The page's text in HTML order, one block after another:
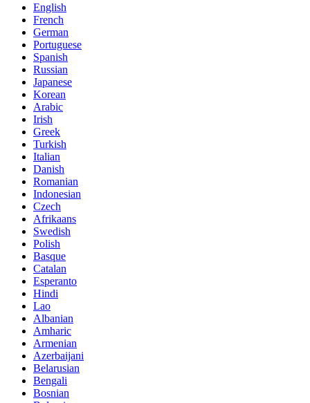
English
French
German
Portuguese
Spanish
Russian
Japanese
Korean
Arabic
Irish
Greek
Turkish
Italian
Danish
Romanian
Indonesian
Czech
Afrikaans
Swedish
Polish
Basque
Catalan
Esperanto
Hindi
Lao
Albanian
Amharic
Armenian
Azerbaijani
Belarusian
Bengali
Bosnian